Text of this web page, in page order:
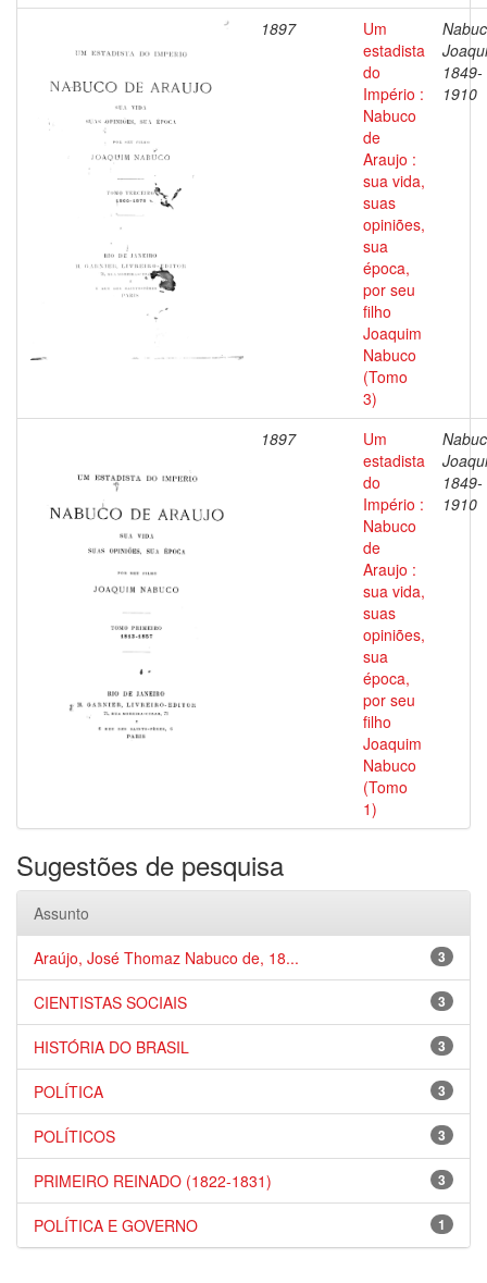
1897
Um
estadista
do
Império :
Nabuco
de
Araujo :
sua vida,
suas
opiniões,
sua
época,
por seu
filho
Joaquim
Nabuco
(Tomo
3)
1849-
1910
1897
Um
estadista
do
Império :
Nabuco
de
Araujo :
sua vida,
suas
opiniões,
sua
época,
por seu
filho
Joaquim
Nabuco
(Tomo
1)
1849-
1910
Sugestões de pesquisa
Assunto
3
Araújo, José Thomaz Nabuco de, 18...
3
CIENTISTAS SOCIAIS
3
HISTÓRIA DO BRASIL
3
POLÍTICA
3
POLÍTICOS
3
PRIMEIRO REINADO (1822-1831)
1
POLÍTICA E GOVERNO